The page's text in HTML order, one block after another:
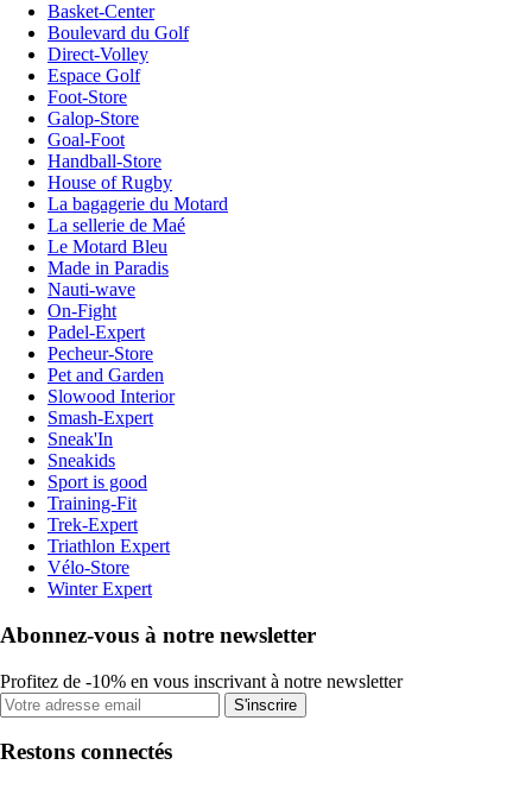
Basket-Center
Boulevard du Golf
Direct-Volley
Espace Golf
Foot-Store
Galop-Store
Goal-Foot
Handball-Store
House of Rugby
La bagagerie du Motard
La sellerie de Maé
Le Motard Bleu
Made in Paradis
Nauti-wave
On-Fight
Padel-Expert
Pecheur-Store
Pet and Garden
Slowood Interior
Smash-Expert
Sneak'In
Sneakids
Sport is good
Training-Fit
Trek-Expert
Triathlon Expert
Vélo-Store
Winter Expert
Abonnez-vous à notre newsletter
Profitez de -10% en vous inscrivant à notre newsletter
S'inscrire
Restons connectés